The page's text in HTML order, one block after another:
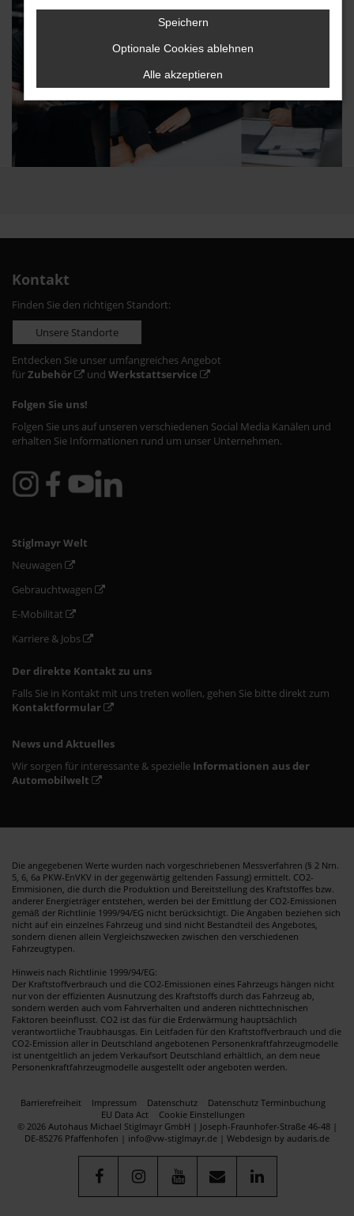
Kontakt
Finden Sie den richtigen Standort:
Unsere Standorte
Entdecken Sie unser umfangreiches Angebot
fürZubehör und Werkstattservice
Folgen Sie uns!
Folgen Sie uns auf unseren verschiedenen Social Media Kanälen und
erhalten Sie Informationen rund um unser Unternehmen.
Stiglmayr Welt
Neuwagen
Gebrauchtwagen
E-Mobilität
Karriere & Jobs
Der direkte Kontakt zu uns
Falls Sie in Kontakt mit uns treten wollen, gehen Sie bitte direkt zum
Kontaktformular
News und Aktuelles
Wir sorgen für interessante & spezielle Informationen aus der
Automobilwelt
Die angegebenen Werte wurden nach vorgeschriebenen Messverfahren (§ 2 Nrn.
5, 6, 6a PKW-EnVKV in der gegenwärtig geltenden Fassung) ermittelt. CO2-
Emmisionen, die durch die Produktion und Bereitstellung des Kraftstoffes bzw.
anderer Energieträger entstehen, werden bei der Emittlung der CO2-Emissionen
gemäß der Richtlinie 1999/94/EG nicht berücksichtigt. Die Angaben beziehen sich
nicht auf ein einzelnes Fahrzeug und sind nicht Bestandteil des Angebotes,
sondern dienen allein Vergleichszwecken zwischen den verschiedenen
Fahrzeugtypen.
Hinweis nach Richtlinie 1999/94/EG:
Der Kraftstoffverbrauch und die CO2-Emissionen eines Fahrzeugs hängen nicht
nur von der effizienten Ausnutzung des Kraftstoffs durch das Fahrzeug ab,
sondern werden auch vom Fahrverhalten und anderen nichttechnischen
Faktoren beeinflusst. CO2 ist das für die Erderwärmung hauptsächlich
verantwortliche Traubhausgas. Ein Leitfaden für den Kraftstoffverbrauch und die
CO2-Emission aller in Deutschland angebotenen Personenkraftfahrzeugmodelle
ist unentgeltlich an jedem Verkaufsort Deutschland erhältlich, an dem neue
Personenkraftfahrzeugmodelle ausgestellt oder angeboten werden.
Barrierefreiheit Impressum Datenschutz
Datenschutz Terminbuchung
EU Data Act
Cookie Einstellungen
© 2026 Autohaus Michael Stiglmayr GmbH | Joseph-Fraunhofer-Straße 46-48 |
DE-85276 Pfaffenhofen | info@vw-stiglmayr.de | Webdesign by audaris.de
Speichern
Optionale Cookies ablehnen
Alle akzeptieren